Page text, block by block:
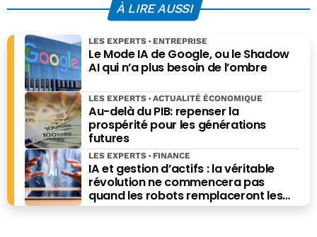
À LIRE AUSSI
Le Mode IA de Google, ou le Shadow
AI qui n’a plus besoin de l’ombre
LES EXPERTS ENTREPRISE
Au-delà du PIB: repenser la
prospérité pour les générations
futures
LES EXPERTS ACTUALITÉ ÉCONOMIQUE
IA et gestion d’actifs : la véritable
révolution ne commencera pas
quand les robots remplaceront les
financiers. Elle commencera quand ils
LES EXPERTS FINANCE